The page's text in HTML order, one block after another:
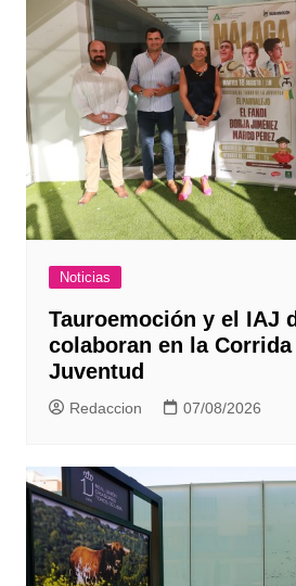
Noticias
Tauroemoción y el IAJ
colaboran en la
Juventud
Redaccion 07/08/2026